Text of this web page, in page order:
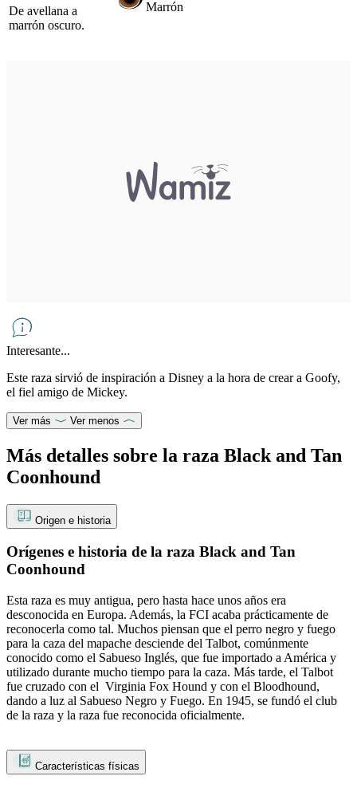
De avellana a
marrón oscuro.
Marrón
Interesante...
Este raza sirvió de inspiración a Disney a la hora de crear a Goofy,
el fiel amigo de Mickey.
Ver más Ver menos
Más detalles sobre la raza Black and Tan
Coonhound
Origen e historia
Orígenes e historia de la raza Black and Tan
Coonhound
Esta raza es muy antigua, pero hasta hace unos años era
desconocida en Europa. Además, la FCI acaba prácticamente de
reconocerla como tal. Muchos piensan que el perro negro y fuego
para la caza del mapache desciende del Talbot, comúnmente
conocido como el Sabueso Inglés, que fue importado a América y
utilizado durante mucho tiempo para la caza. Más tarde, el Talbot
fue cruzado con el Virginia Fox Hound y con el Bloodhound,
dando a luz al Sabueso Negro y Fuego. En 1945, se fundó el club
de la raza y la raza fue reconocida oficialmente.
Características físicas